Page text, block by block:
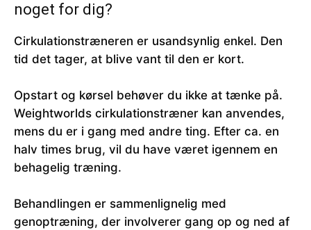
noget for dig?
Cirkulationstræneren er usandsynlig enkel. Den
tid det tager, at blive vant til den er kort.
Opstart og kørsel behøver du ikke at tænke på.
Weightworlds cirkulationstræner kan anvendes,
mens du er i gang med andre ting. Efter ca. en
halv times brug, vil du have været igennem en
behagelig træning.
Behandlingen er sammenlignelig med
genoptræning, der involverer gang op og ned af